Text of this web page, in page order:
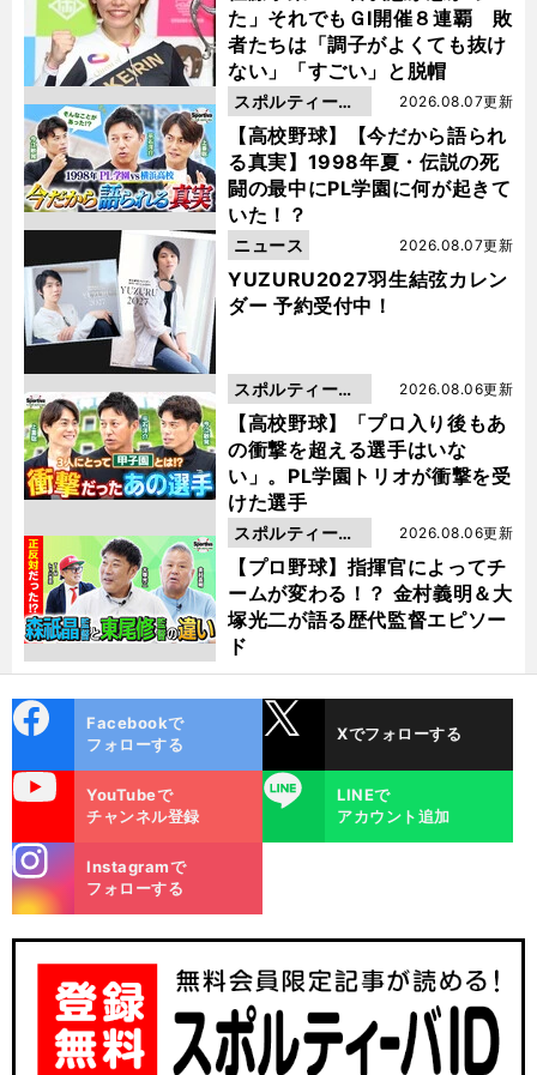
た」それでもＧⅠ開催８連覇 敗
者たちは「調子がよくても抜け
ない」「すごい」と脱帽
【高校野球】【今だから語られ
る真実】1998年夏・伝説の死
闘の最中にPL学園に何が起きて
いた！？
2026.08.07更新
スポルティーバ
動画
YUZURU2027羽生結弦カレン
ダー 予約受付中！
2026.08.07更新
ニュース
【高校野球】「プロ入り後もあ
の衝撃を超える選手はいな
い」。PL学園トリオが衝撃を受
けた選手
2026.08.06更新
スポルティーバ
動画
【プロ野球】指揮官によってチ
ームが変わる！？ 金村義明＆大
塚光二が語る歴代監督エピソー
ド
2026.08.06更新
スポルティーバ
動画
ok
Facebookで
フォローする
Xでフォローする
YouTubeで
チャンネル登録
LINE
LINEで
アカウント追加
m
Instagramで
フォローする